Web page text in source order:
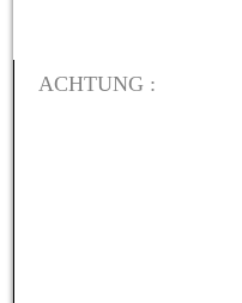
ACHTUNG :